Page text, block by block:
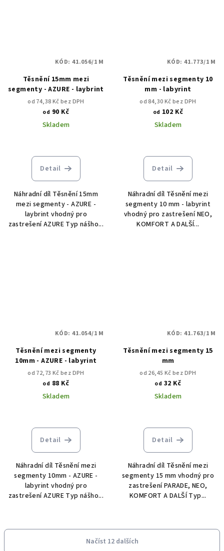
Těsnění 15mm mezi
segmenty - AZURE - laybrint
od 74,38 Kč bez DPH
od 90 Kč
Skladem
Detail
Náhradní díl Těsnění 15mm
mezi segmenty - AZURE -
laybrint vhodný pro
zastrešení AZURE Typ nášho...
KÓD: 41.056/1 M
Těsnění mezi segmenty 10
mm - labyrint
od 84,30 Kč bez DPH
od 102 Kč
Skladem
Detail
Náhradní díl Těsnění mezi
segmenty 10 mm - labyrint
vhodný pro zastrešení NEO,
KOMFORT A DALŠÍ...
KÓD: 41.773/1 M
Těsnění mezi segmenty
10mm - AZURE - labyrint
od 72,73 Kč bez DPH
od 88 Kč
Skladem
Detail
Náhradní díl Těsnění mezi
segmenty 10mm - AZURE -
labyrint vhodný pro
zastrešení AZURE Typ nášho...
KÓD: 41.054/1 M
Těsnění mezi segmenty 15
mm
od 26,45 Kč bez DPH
od 32 Kč
Skladem
Detail
Náhradní díl Těsnění mezi
segmenty 15 mm vhodný pro
zastrešení PARADE, NEO,
KOMFORT A DALŠÍ Typ...
KÓD: 41.763/1 M
Načíst 12 dalších